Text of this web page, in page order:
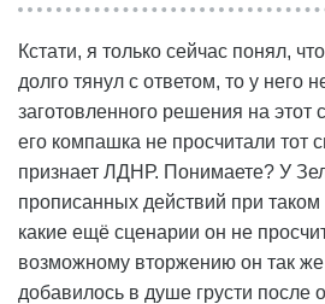
Кстати, я только сейчас понял,
долго тянул с ответом, то у него
заготовленного решения на этот
его компашка не просчитали тот
признает ЛДНР. Понимаете? У
прописанных действий при таком
какие ещё сценарии он не
возможному вторжению он так
добавилось в душе грусти после